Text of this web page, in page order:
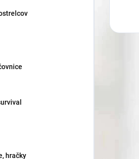
hračky